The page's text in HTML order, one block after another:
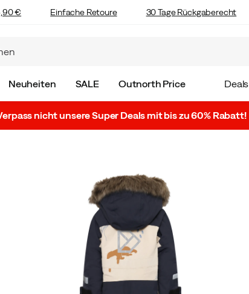
€ Einfache Retoure 30 Tage Rückgaberecht
Neuheiten SALE Outnorth Price Deals
nicht unsere Super Deals mit bis zu 60% Rabatt!